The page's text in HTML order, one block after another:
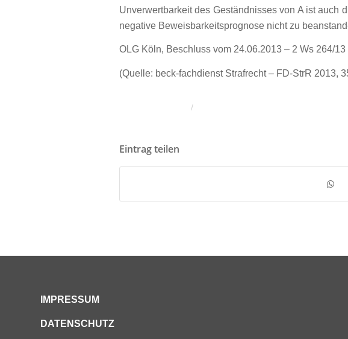
Unverwertbarkeit des Geständnisses von A ist auch
negative Beweisbarkeitsprognose nicht zu
OLG Köln, Beschluss vom 24.06.2013 – 2 Ws 264/13
(Quelle: beck-fachdienst Strafrecht – FD-StrR 2013,
/
Eintrag teilen
IMPRESSUM
DATENSCHUTZ